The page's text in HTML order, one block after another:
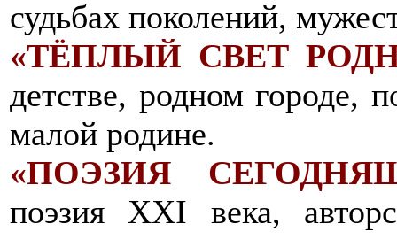
судьбах поколений,
«ТЁПЛЫЙ СВЕТ
детстве, родном городе,
малой родине.
«ПОЭЗИЯ
поэзия XXI века,